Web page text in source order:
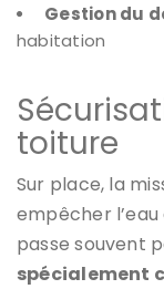
Gestion du
habitation
toiture
Sur place, la
empêcher
passe souvent
spécialement